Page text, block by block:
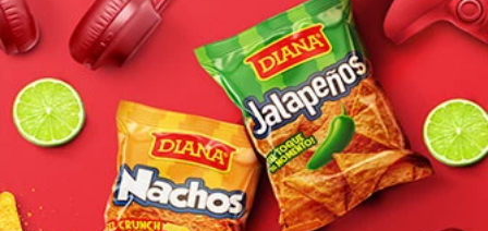
gomitas
4. elotitos
5. cereza
6. nougat
7. jalapeños
8. nachos